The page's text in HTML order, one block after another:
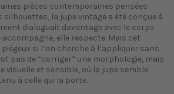
pièces contemporaines pensées
la jupe vintage a été conçue à
dialoguait davantage avec le corps
accompagne, elle respecte. Mais cet
si l’on cherche à l’appliquer sans
pas de “corriger” une morphologie, mais
visuelle et sensible, où la jupe semble
à celle qui la porte.